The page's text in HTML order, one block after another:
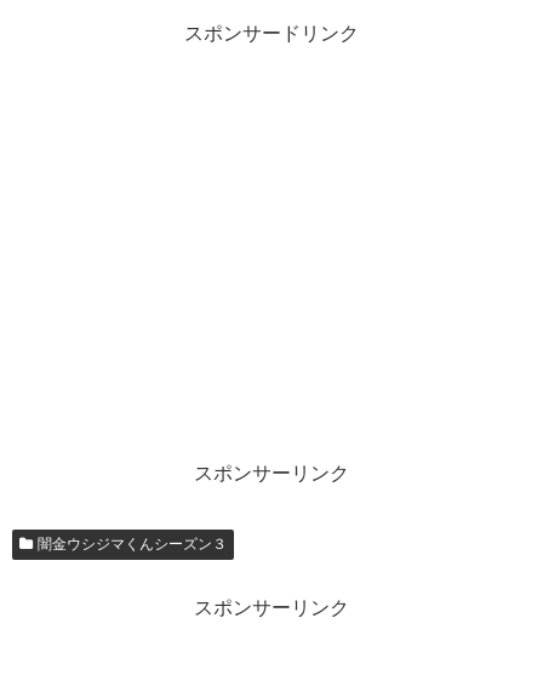
スポンサードリンク
スポンサーリンク
闇金ウシジマくんシーズン３
スポンサーリンク